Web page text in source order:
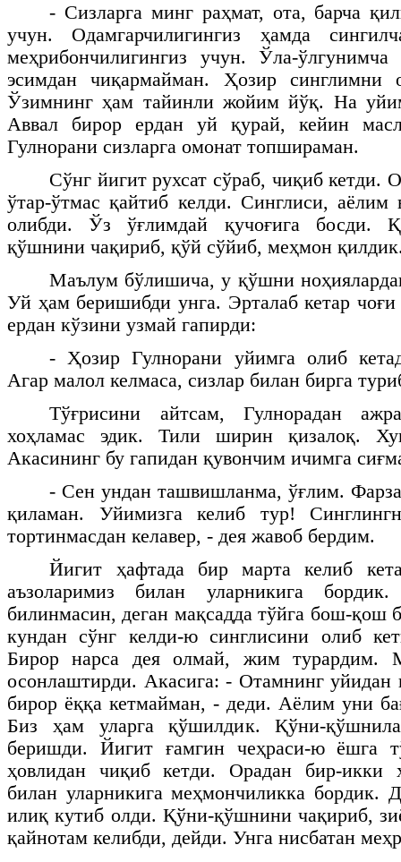
- Сизларга минг раҳмат, ота, барча
учун. Одамгарчилигингиз ҳамда
меҳрибончилигингиз учун. Ўла-ўлгунимча
эсимдан чиқармайман. Ҳозир синглимни
Ўзимнинг ҳам тайинли жойим йўқ. На
Аввал бирор ердан уй қурай, кейин
Гулнорани сизларга омонат топшираман.
Сўнг йигит рухсат сўраб, чиқиб кетди.
ўтар-ўтмас қайтиб келди. Синглиси, аёлим
олибди. Ўз ўғлимдай қучоғига босди.
қўшнини чақириб, қўй сўйиб, меҳмон
Маълум бўлишича, у қўшни
Уй ҳам беришибди унга. Эрталаб кетар
ердан кўзини узмай гапирди:
- Ҳозир Гулнорани уйимга олиб
Агар малол келмаса, сизлар билан бирга
Тўғрисини айтсам, Гулнорадан
хоҳламас эдик. Тили ширин қизалоқ.
Акасининг бу гапидан қувончим ичимга
- Сен ундан ташвишланма, ўғлим.
қиламан. Уйимизга келиб тур!
тортинмасдан келавер, - дея жавоб бердим.
Йигит ҳафтада бир марта келиб
аъзоларимиз билан уларникига
билинмасин, деган мақсадда тўйга бош-қош
кундан сўнг келди-ю синглисини олиб
Бирор нарса дея олмай, жим турардим.
осонлаштирди. Акасига: - Отамнинг уйидан
бирор ёққа кетмайман, - деди. Аёлим уни
Биз ҳам уларга қўшилдик. Қўни-
беришди. Йигит ғамгин чеҳраси-ю ёшга
ҳовлидан чиқиб кетди. Орадан бир-икки
билан уларникига меҳмончиликка бордик.
илиқ кутиб олди. Қўни-қўшнини чақириб,
қайнотам келибди, дейди. Унга нисбатан